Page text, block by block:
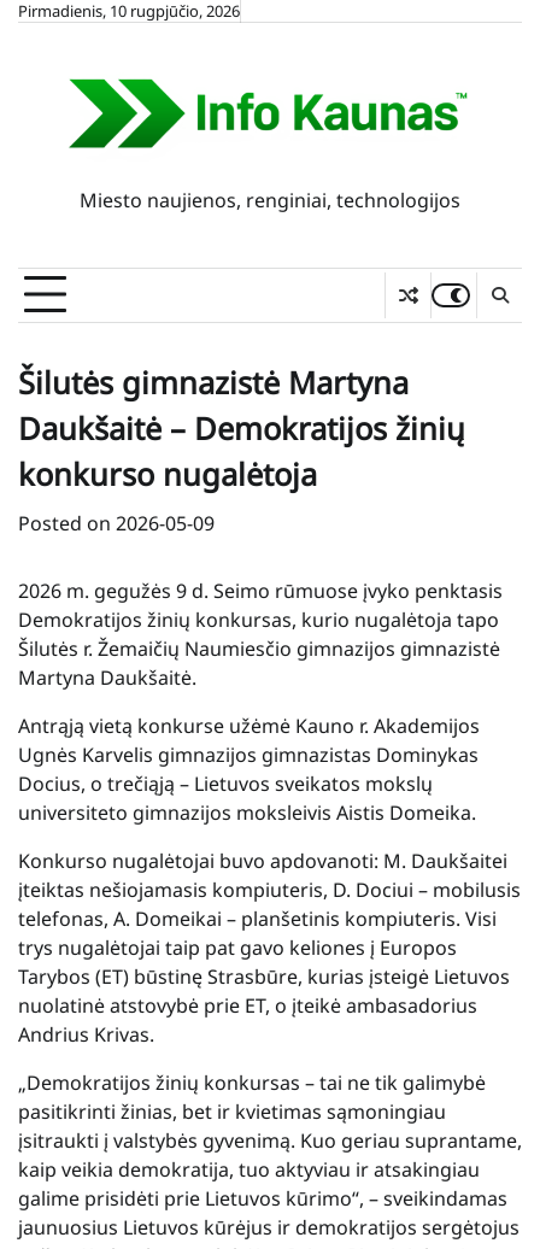
SkipPirmadienis, 10 rugpjūčio, 2026
Miesto naujienos, renginiai, technologijos
Šilutės gimnazistė Martyna
Daukšaitė – Demokratijos žinių
konkurso nugalėtoja
Posted on 2026-05-09
2026 m. gegužės 9 d. Seimo rūmuose įvyko penktasis
Demokratijos žinių konkursas, kurio nugalėtoja tapo
Šilutės r. Žemaičių Naumiesčio gimnazijos gimnazistė
Martyna Daukšaitė.
Antrąją vietą konkurse užėmė Kauno r. Akademijos
Ugnės Karvelis gimnazijos gimnazistas Dominykas
Docius, o trečiąją – Lietuvos sveikatos mokslų
universiteto gimnazijos moksleivis Aistis Domeika.
Konkurso nugalėtojai buvo apdovanoti: M. Daukšaitei
įteiktas nešiojamasis kompiuteris, D. Dociui – mobilusis
telefonas, A. Domeikai – planšetinis kompiuteris. Visi
trys nugalėtojai taip pat gavo keliones į Europos
Tarybos (ET) būstinę Strasbūre, kurias įsteigė Lietuvos
nuolatinė atstovybė prie ET, o įteikė ambasadorius
Andrius Krivas.
„Demokratijos žinių konkursas – tai ne tik galimybė
pasitikrinti žinias, bet ir kvietimas sąmoningiau
įsitraukti į valstybės gyvenimą. Kuo geriau suprantame,
kaip veikia demokratija, tuo aktyviau ir atsakingiau
galime prisidėti prie Lietuvos kūrimo“, – sveikindamas
jaunuosius Lietuvos kūrėjus ir demokratijos sergėtojus